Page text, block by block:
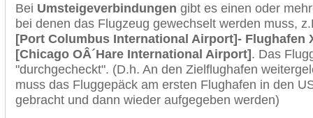
Bei Umsteigeverbindungen gibt es einen oder
bei denen das Flugzeug gewechselt werden muss,
[Port Columbus International Airport]- Flughafen
[Chicago OÂ´Hare International Airport]. Das
"durchgecheckt". (D.h. An den Zielflughafen
muss das Fluggepäck am ersten Flughafen in den
gebracht und dann wieder aufgegeben werden)